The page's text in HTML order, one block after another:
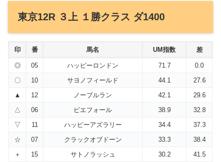
東京12R ３上 １勝クラス ダ1400
印 番 馬名 UM指数 差
◎ 05 ハッピーロンドン 71.7
0.0
〇
10 サヨノフィールド 44.1
27.6
▲
12 ノーブルラン 42.1
29.6
△
06 ピエフォール 38.9
32.8
▽
11 ハッピーアズラリー 34.4
37.3
☆
07 クラックオブドーン 33.3
38.4
＋
15 サトノラッシュ 30.2
41.5